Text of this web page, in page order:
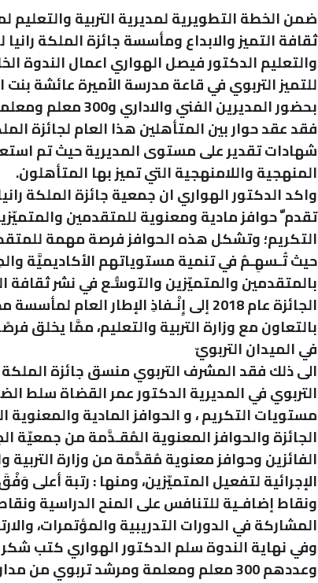
ضمن الخطة التطويرية لمديرية التربية
ثقافة التميز والابداع ومأسسة جائزة الملكة رانيا
والتعليم الدكتور فيصل الهواري اعمال الندوة
للتميز التربوي في قاعة مدرسة الأميرة عائشة بنت
بحضور المديرين الفني والاداري و300 معلم ومعلمة ومرشد تربوي .
فقد عقد حوار بين المتأهلين هذا العام لجائزة
شهادات تقدير على مستوى المديرية حيث تم
المنهجية واللامنهجية التي تميز بها المتأهلون.
واكد الدكتور الهواري ان جمعية جائزة الملكة رانيا
تقدم ّ حوافز مادية ومعنوية للمتقدمين
التكريم؛ وتشكل هذه الحوافز فرصة مهمة
حيث تُـسهِـمُ في تنمية مستوياتهم الأكاديميَّة
بالمتقدمين والمتميّزين والتوسُّـع في نشر ثقافة
الجائزة عام 2018 إلى إِنْـفاذِ الإطار العام
بالتعاون مع وزارة التربية والتعليم، ممَّا يخلق
في الميدان التربويّ
الى ذلك فقد المشرف التربوي منسق جائزة الملكة
التربوي في المديرية الدكتور عمر القضاة سلط
مستويات التكريم ، و الحوافز المادية
الجائزة والحوافز المعنوية المُقـدَّمة من جمعيّة
الفائزين وحوافز معنوية مُقدَّمة من وزارة
الإجرائية لتفعيل المتميّزين، ومنها : رتبة أعلى
ونقاط إضافـية للتنافس على المنح الدراسية
المشاركة في الدورات التدريبية والمؤتمرات،
وفي نهاية الندوة سلم الدكتور الهواري كتب
وعددهم 300 معلم ومعلمة ومرشد تربوي من مدارس المحافظة .